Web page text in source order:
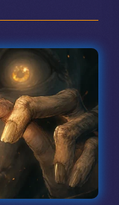
et
de
vues
du
club